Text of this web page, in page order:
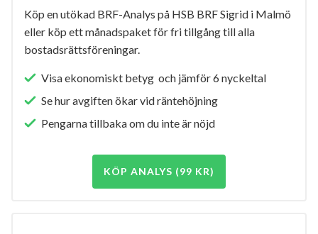
Köp en utökad BRF-Analys på HSB BRF Sigrid i Malmö
eller köp ett månadspaket för fri tillgång till alla
bostadsrättsföreningar.
Visa ekonomiskt betyg och jämför 6 nyckeltal
Se hur avgiften ökar vid räntehöjning
Pengarna tillbaka om du inte är nöjd
KÖP ANALYS (99 KR)